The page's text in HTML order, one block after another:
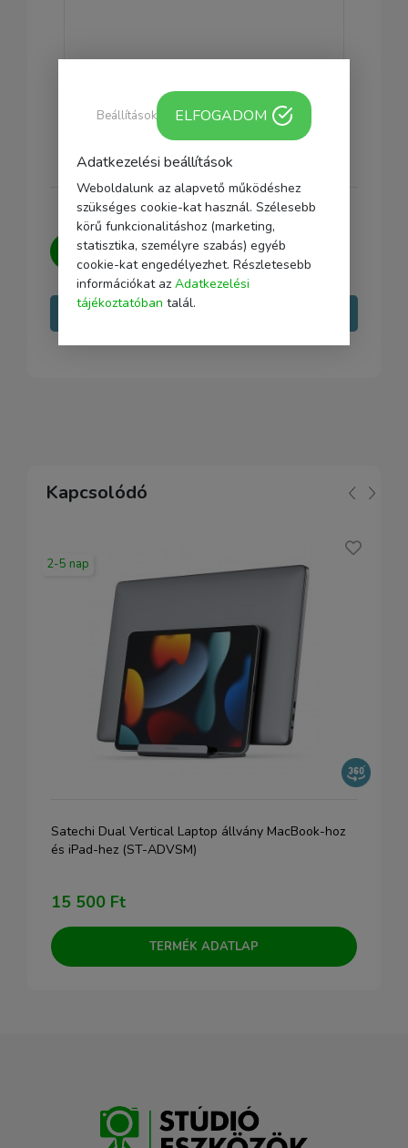
Kérdésed van? Írj nekünk, igyekszünk
minden kérdésedre választ adni.
Kapcsolódó
2-5 nap
Satechi Dual Vertical Laptop állvány MacBook-hoz
és iPad-hez (ST-ADVSM)
15 500 Ft
TERMÉK ADATLAP
Adatkezelési beállítások
Weboldalunk az alapvető működéshez
szükséges cookie-kat használ. Szélesebb
körű funkcionalitáshoz (marketing,
statisztika, személyre szabás) egyéb
cookie-kat engedélyezhet. Részletesebb
információkat az Adatkezelési
tájékoztatóban talál.
Beállítások ELFOGADOM